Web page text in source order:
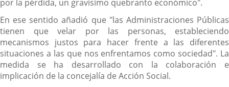
por la pérdida, un gravísimo quebranto económico".
En ese sentido añadió que "las Administraciones Públicas
tienen que velar por las personas, estableciendo
mecanismos justos para hacer frente a las diferentes
situaciones a las que nos enfrentamos como sociedad". La
medida se ha desarrollado con la colaboración e
implicación de la concejalía de Acción Social.